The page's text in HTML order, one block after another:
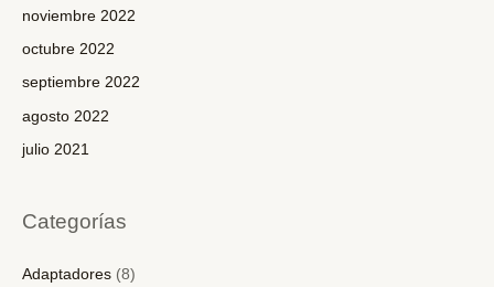
noviembre 2022
octubre 2022
septiembre 2022
agosto 2022
julio 2021
Categorías
Adaptadores (8)